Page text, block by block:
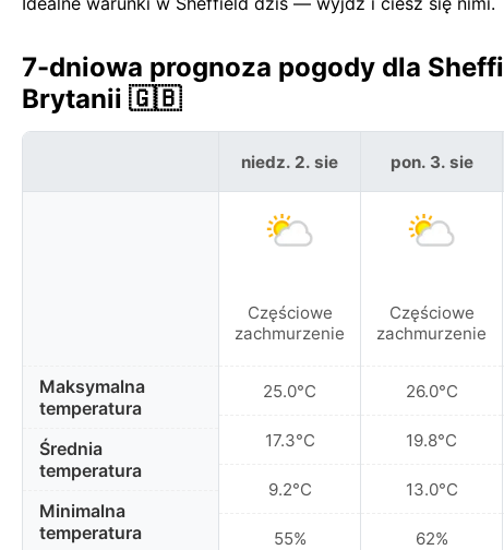
7-dniowa prognoza pogody dla
Brytanii 🇬🇧
Maksymalna
temperatura
Średnia
temperatura
Minimalna
temperatura
niedz. 2. sie
Częściowe
zachmurzenie
25.0°C
17.3°C
9.2°C
55%
pon. 3. sie
Częściowe
zachmurzenie
26.0°C
19.8°C
13.0°C
62%